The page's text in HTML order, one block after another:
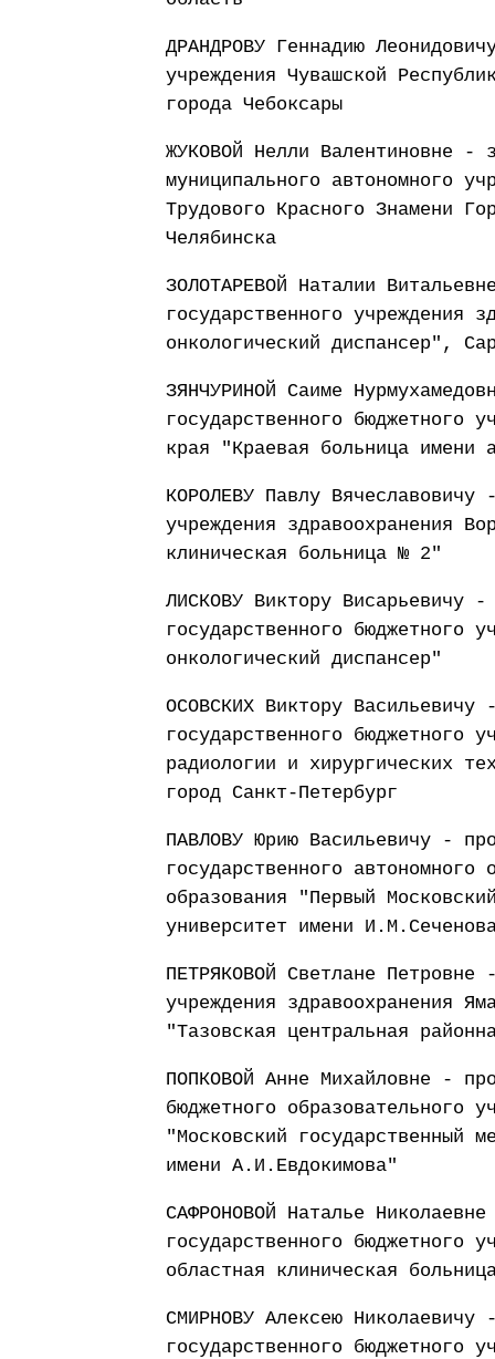
ДРАНДРОВУ Геннадию
учреждения Чувашской
города Чебоксары
ЖУКОВОЙ Нелли Валентиновне -
муниципального автономного
Трудового Красного Знамени
Челябинска
ЗОЛОТАРЕВОЙ Наталии
государственного учреждения
онкологический диспансер",
ЗЯНЧУРИНОЙ Саиме
государственного бюджетного
края "Краевая больница имени
КОРОЛЕВУ Павлу Вячеславовичу
учреждения здравоохранения
клиническая больница № 2"
ЛИСКОВУ Виктору Висарьевичу -
государственного бюджетного
онкологический диспансер"
ОСОВСКИХ Виктору Васильевичу
государственного бюджетного
радиологии и хирургических
город Санкт-Петербург
ПАВЛОВУ Юрию Васильевичу -
государственного автономного
образования "Первый
университет имени
ПЕТРЯКОВОЙ Светлане Петровне
учреждения здравоохранения
"Тазовская центральная
ПОПКОВОЙ Анне Михайловне -
бюджетного образовательного
"Московский государственный
имени А.И.Евдокимова"
САФРОНОВОЙ Наталье
государственного бюджетного
областная клиническая
СМИРНОВУ Алексею Николаевичу
государственного бюджетного